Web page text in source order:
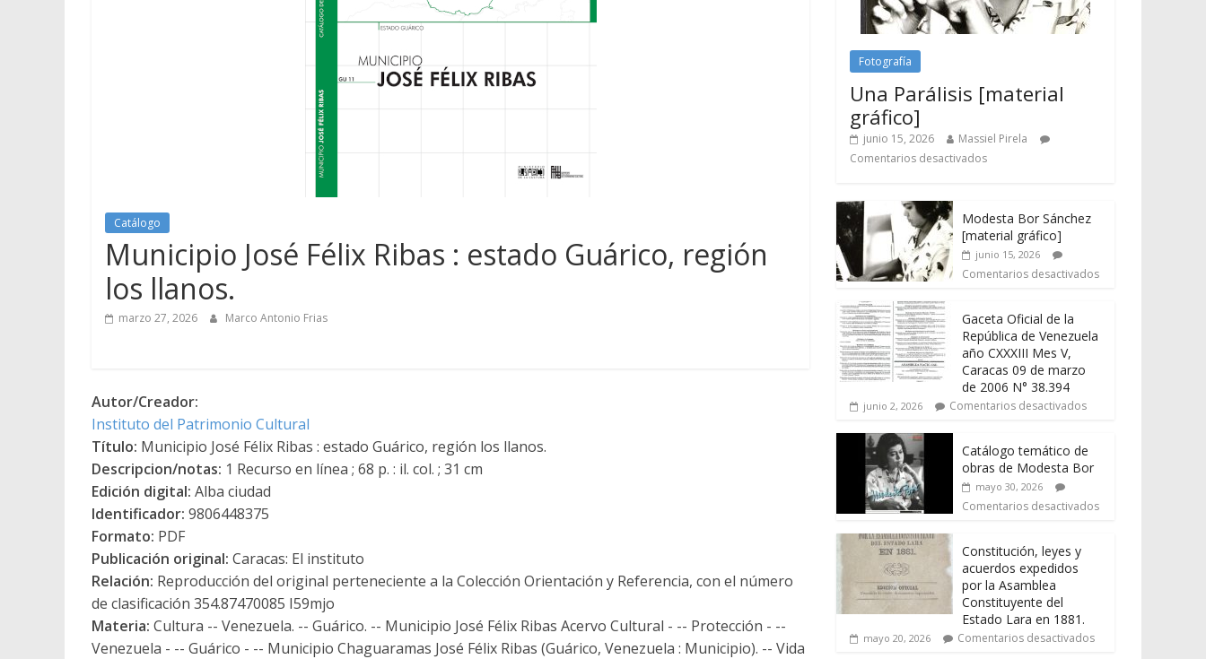
Catálogo
Municipio José Félix Ribas : estado Guárico, región
los llanos.
marzo 27, 2026 Marco Antonio Frias
Autor/Creador:
Instituto del Patrimonio Cultural
Título: Municipio José Félix Ribas : estado Guárico, región los llanos.
Descripcion/notas: 1 Recurso en línea ; 68 p. : il. col. ; 31 cm
Edición digital: Alba ciudad
Identificador: 9806448375
Formato: PDF
Publicación original: Caracas: El instituto
Relación: Reproducción del original perteneciente a la Colección Orientación y Referencia, con el número
de clasificación 354.87470085 I59mjo
Materia: Cultura -- Venezuela. -- Guárico. -- Municipio José Félix Ribas Acervo Cultural - -- Protección - --
Venezuela - -- Guárico - -- Municipio Chaguaramas José Félix Ribas (Guárico, Venezuela : Municipio). -- Vida
Fotografía
Una Parálisis [material
gráfico]
junio 15, 2026
Massiel Pirela
Comentarios desactivados
Modesta Bor Sánchez
[material gráfico]
junio 15, 2026
Comentarios desactivados
Gaceta Oficial de la
República de Venezuela
año CXXXIII Mes V,
Caracas 09 de marzo
de 2006 N° 38.394
junio 2, 2026 Comentarios desactivados
Catálogo temático de
obras de Modesta Bor
mayo 30, 2026
Comentarios desactivados
Constitución, leyes y
acuerdos expedidos
por la Asamblea
Constituyente del
Estado Lara en 1881.
mayo 20, 2026 Comentarios desactivados